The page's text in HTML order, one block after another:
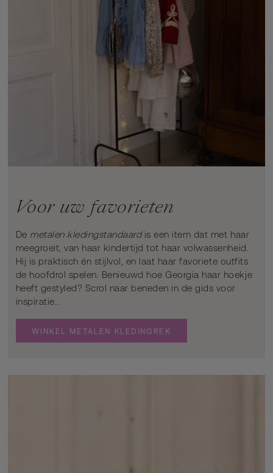
Voor uw favorieten
De metalen kledingstandaardis een item dat met haar
meegroeit, van haar kindertijd tot haar volwassenheid.
Hij is praktisch én stijlvol, en laat haar favoriete outfits
de hoofdrol spelen. Benieuwd hoe Georgia haar hoekje
heeft gestyled? Scrol naar beneden in de gids voor
inspiratie...
WINKEL METALEN KLEDINGREK